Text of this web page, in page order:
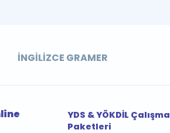
İNGILIZCE GRAMER
YDS & YÖKDİL Çalışma
Paketleri